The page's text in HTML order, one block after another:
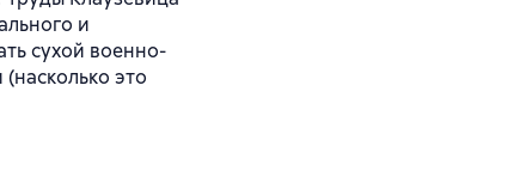
и
сухой военно-
это